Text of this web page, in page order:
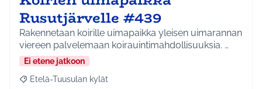
Rusutjärvelle #439
Rakennetaan koirille uimapaikka yleisen uimarannan
viereen palvelemaan koirauintimahdollisuuksia. …
Ei etene jatkoon
Rajaa tulokset aihepiirin mukaan: Etelä-Tuusulan kylät
Etelä-Tuusulan kylät